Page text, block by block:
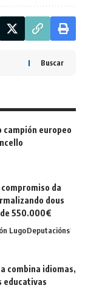
Buscar
europeo
da
dous
550.000€
LugoDeputacións
combina idiomas,
educativas